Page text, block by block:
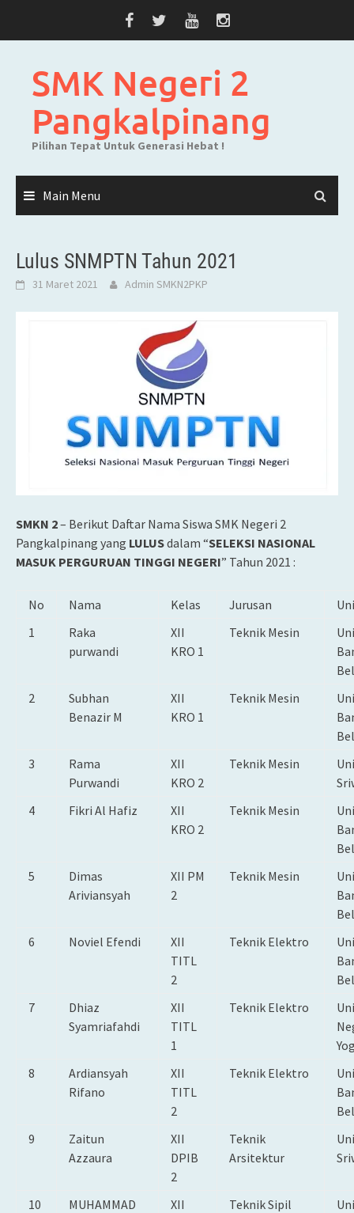
SMK Negeri 2
Pangkalpinang
Pilihan Tepat Untuk Generasi Hebat !
Main Menu
Lulus SNMPTN Tahun 2021
31 Maret 2021 Admin SMKN2PKP
SMKN 2– Berikut Daftar Nama Siswa SMK Negeri 2
Pangkalpinang yang LULUSdalam “SELEKSI NASIONAL
MASUK PERGURUAN TINGGI NEGERI” Tahun 2021 :
No Nama Kelas Jurusan
1
Raka
purwandi
XII
KRO 1
Teknik Mesin
2
Subhan
Benazir M
XII
KRO 1
Teknik Mesin
3
Rama
Purwandi
XII
KRO 2
Teknik Mesin
4
Fikri Al Hafiz
XII
KRO 2
Teknik Mesin
5
Dimas
Ariviansyah
XII PM
2
Teknik Mesin
6
Noviel Efendi
XII
TITL
2
Teknik Elektro
7
Dhiaz
Syamriafahdi
XII
TITL
1
Teknik Elektro
8
Ardiansyah
Rifano
XII
TITL
2
Teknik Elektro
9
Zaitun
Azzaura
XII
DPIB
2
Teknik
Arsitektur
10
MUHAMMAD
XII
Teknik Sipil